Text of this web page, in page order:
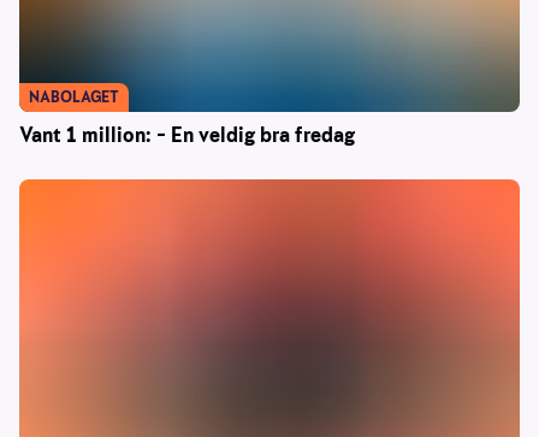
Vant 1 million: – En veldig bra fredag
NABOLAGET